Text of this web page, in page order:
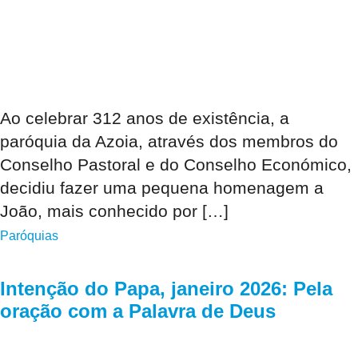
Ao celebrar 312 anos de existência, a
paróquia da Azoia, através dos membros do
Conselho Pastoral e do Conselho Económico,
decidiu fazer uma pequena homenagem a
João, mais conhecido por […]
Paróquias
Intenção do Papa, janeiro 2026: Pela
oração com a Palavra de Deus